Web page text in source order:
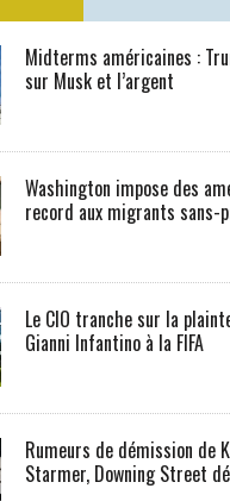
Midterms américaines :
sur Musk et l’argent
Washington impose des
record aux migrants sans-
Le CIO tranche sur la
Gianni Infantino à la FIFA
Rumeurs de démission de
Starmer, Downing Street